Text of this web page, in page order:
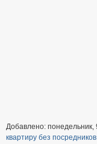
Добавлено: понедельник,
квартиру без